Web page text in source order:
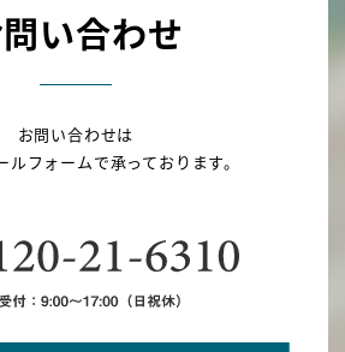
い合わせ
お問い合わせは
ルフォームで承っております。